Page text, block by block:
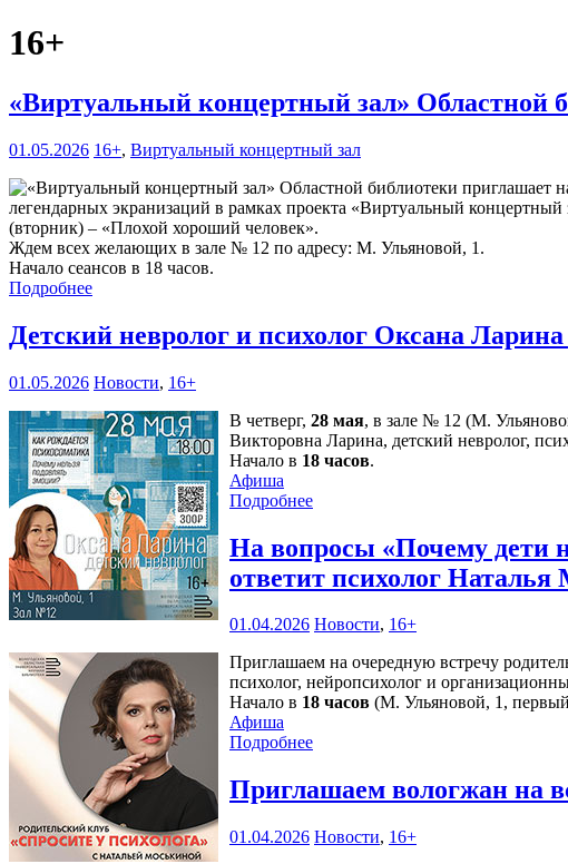
16+
«Виртуальный концертный зал» Областной
01.05.2026 16+, Виртуальный концертный зал
легендарных экранизаций в рамках проекта «Виртуальный
(вторник) – «Плохой хороший человек».
Ждем всех желающих в зале № 12 по адресу: М. Ульяновой, 1.
Начало сеансов в 18 часов.
Подробнее
Детский невролог и психолог Оксана
01.05.2026 Новости, 16+
В четверг, 28 мая, в зале № 12 (М.
Викторовна Ларина, детский невролог,
Начало в 18 часов.
Афиша
Подробнее
На вопросы «Почему дети
ответит психолог Наталья
01.04.2026 Новости, 16+
Приглашаем на очередную встречу
психолог, нейропсихолог и
Начало в 18 часов (М. Ульяновой, 1,
Афиша
Подробнее
Приглашаем вологжан на
01.04.2026 Новости, 16+